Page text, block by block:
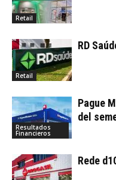
Retail
Retail
RD
Resultados
Financieros
Pague
del
Rede